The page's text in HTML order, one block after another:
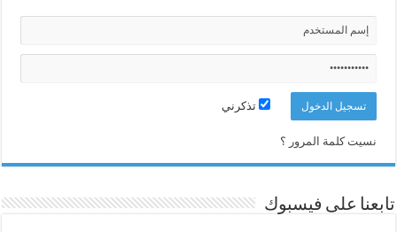
تذكرني
نسيت كلمة المرور ؟
تابعنا على فيسبوك